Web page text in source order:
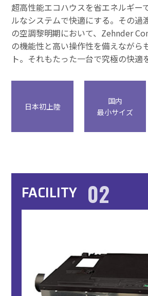
超高性能エコハウスを省エネルギー
ルなシステムで快適にする。その過
の空調黎明期において、Zehnder
の機能性と高い操作性を備えながら
ト。それもたった一台で究極の快適
日本初上陸
国内
最小サイズ
FACILITY 02